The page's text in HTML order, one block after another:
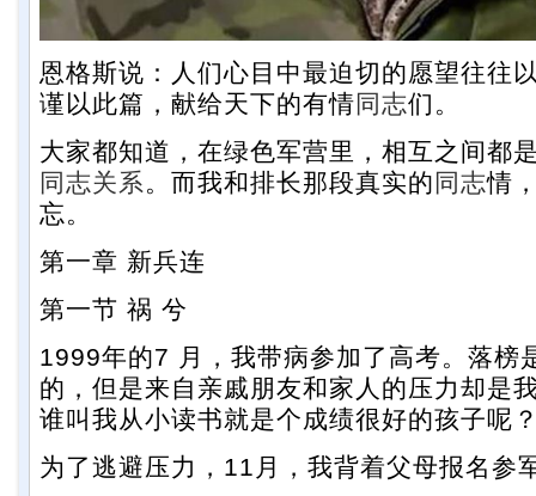
恩格斯说：人们心目中最迫切的愿望往往
谨以此篇，献给天下的有情同志们。
大家都知道，在绿色军营里，相互之间都
同志关系。而我和排长那段真实的 同志情
忘。
第一章 新兵连
第一节 祸 兮
1999年的7 月，我带病参加了高考。落榜
的，但是来自亲戚朋友和家人的压力却
谁叫我从小读书就是个成绩很好的孩子呢
为了逃避压力，11月，我背着父母报名参